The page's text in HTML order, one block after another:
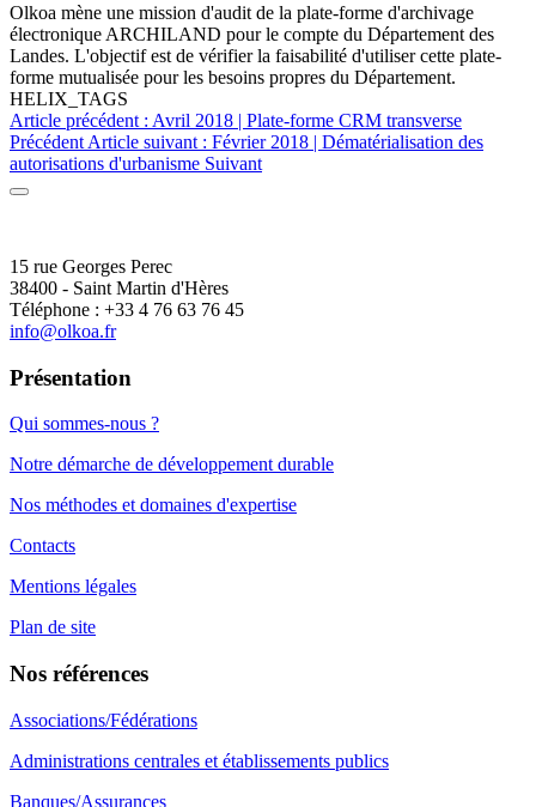
Olkoa mène une mission d'audit de la plate-forme d'archivage
électronique ARCHILAND pour le compte du Département des
Landes. L'objectif est de vérifier la faisabilité d'utiliser cette plate-
forme mutualisée pour les besoins propres du Département.
HELIX_TAGS
Article précédent : Avril 2018 | Plate-forme CRM transverse
Précédent Article suivant : Février 2018 | Dématérialisation des
autorisations d'urbanisme Suivant
15 rue Georges Perec
38400 - Saint Martin d'Hères
Téléphone : +33 4 76 63 76 45
info@olkoa.fr
Présentation
Qui sommes-nous ?
Notre démarche de développement durable
Nos méthodes et domaines d'expertise
Contacts
Mentions légales
Plan de site
Nos références
Associations/Fédérations
Administrations centrales et établissements publics
Banques/Assurances